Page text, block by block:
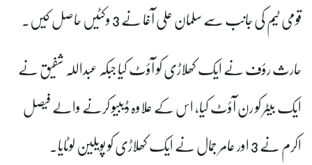
قومی ٹیم کی جانب سے سلمان علی آغا نے 3 وکٹیں حاصل کیں۔
حارث رؤف نے ایک کھلاڑی کو آؤٹ کیا جبکہ عبداللہ شفیق نے
ایک بیٹر کو رن آؤٹ کیا، اس کے علاوہ ڈیبیو کرنے والے فیصل
اکرم نے 3 اور عامر جمال نے ایک کھلاڑی کو پویلین لوٹایا۔